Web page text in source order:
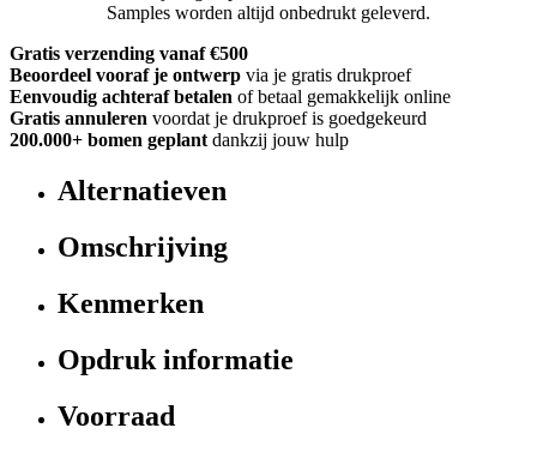
Samples worden altijd onbedrukt geleverd.
Gratis verzending vanaf €500
Beoordeel vooraf je ontwerp via je gratis drukproef
Eenvoudig achteraf betalen of betaal gemakkelijk online
Gratis annuleren voordat je drukproef is goedgekeurd
200.000+ bomen geplant dankzij jouw hulp
Alternatieven
Omschrijving
Kenmerken
Opdruk informatie
Voorraad